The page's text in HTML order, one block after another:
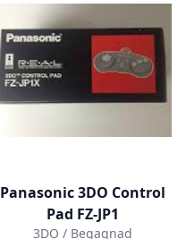
Panasonic 3DO Control
Pad FZ-JP1
3DO / Begagnad